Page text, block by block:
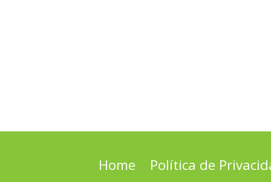
Home Política de